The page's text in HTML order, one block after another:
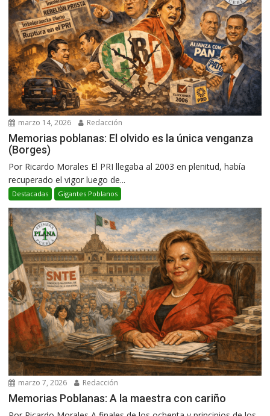
marzo 14, 2026 Redacción
Memorias poblanas: El olvido es la única venganza
(Borges)
Por Ricardo Morales El PRI llegaba al 2003 en plenitud, había
recuperado el vigor luego de...
Destacadas Gigantes Poblanos
marzo 7, 2026 Redacción
Memorias Poblanas: A la maestra con cariño